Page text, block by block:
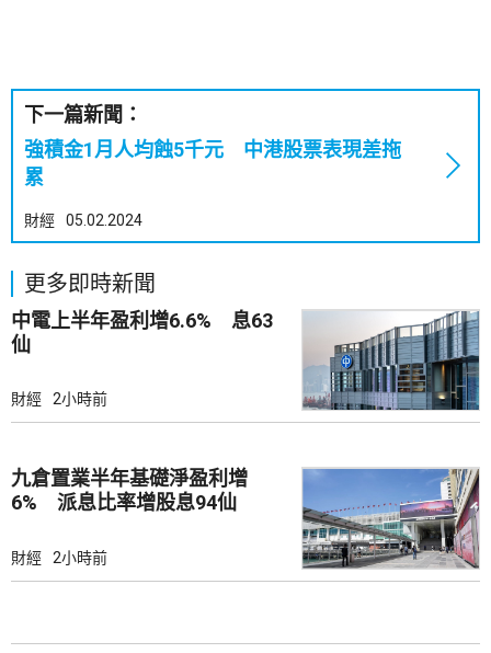
下一篇新聞：
強積金1月人均蝕5千元 中港股票表現差拖
累
財經 05.02.2024
更多即時新聞
中電上半年盈利增6.6% 息63
仙
財經 2小時前
九倉置業半年基礎淨盈利增
6% 派息比率增股息94仙
財經 2小時前